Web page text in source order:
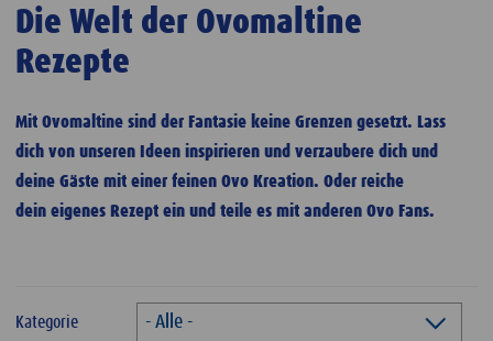
Die Welt der Ovomaltine
Rezepte
Mit Ovomaltine sind der Fantasie keine Grenzen gesetzt. Lass
dich von unseren Ideen inspirieren und verzaubere dich und
deine Gäste mit einer feinen Ovo Kreation. Oder reiche
dein eigenes Rezept ein und teile es mit anderen Ovo Fans.
Kategorie - Alle -